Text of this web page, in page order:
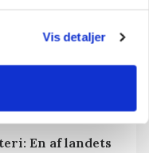
Vis detaljer
En af landets